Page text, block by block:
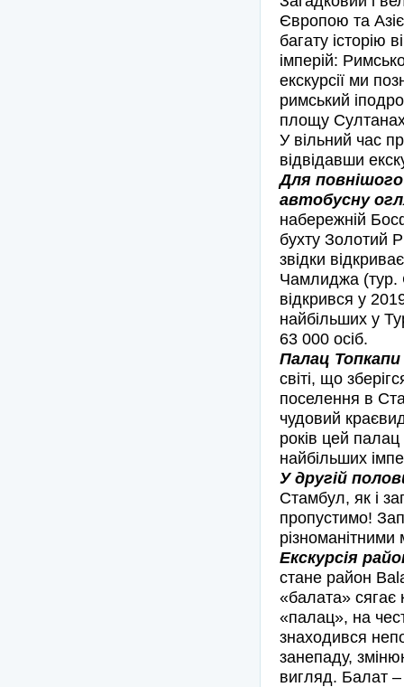
Європою та
багату історію
імперій:
екскурсії ми
римський
площу
У вільний час
відвідавши
Для
автобусну
набережній
бухту Золотий
звідки
Чамлиджа (тур.
відкрився у
найбільших у
63 000 осіб.
Палац
світі, що
поселення в
чудовий
років цей
найбільших
У другій
Стамбул, як і
пропустимо!
Екскурсія
стане район
«балата» сягає
«палац», на
знаходився
занепаду,
вигляд. Балат –